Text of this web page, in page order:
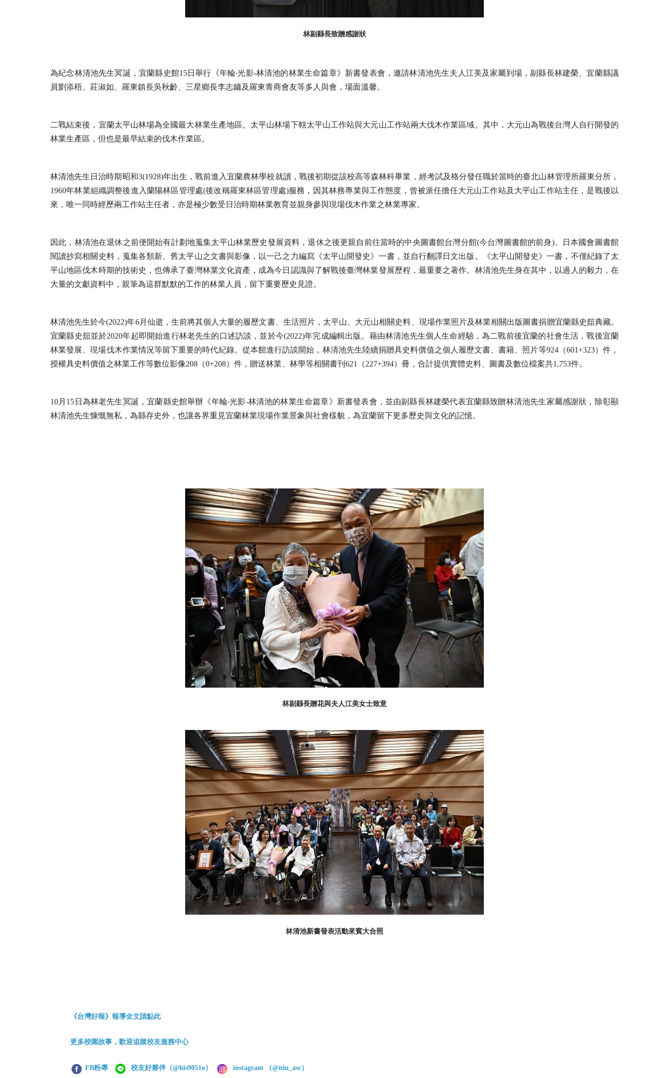
林副縣長致贈感謝狀
為紀念林清池先生冥誕，宜蘭縣史館15日舉行《年輪‧光影-林清池的林業生命篇章》新書發表會，邀請林清池先生夫人江美及家屬到場，副縣長林建榮、宜蘭縣議
員劉添梧、莊淑如、羅東鎮長吳秋齡、三星鄉長李志鏞及羅東青商會友等多人與會，場面溫馨。
二戰結束後，宜蘭太平山林場為全國最大林業生產地區。太平山林場下轄太平山工作站與大元山工作站兩大伐木作業區域。其中，大元山為戰後台灣人自行開發的
林業生產區，但也是最早結束的伐木作業區。
林清池先生日治時期昭和3(1928)年出生，戰前進入宜蘭農林學校就讀，戰後初期從該校高等森林科畢業，經考試及格分發任職於當時的臺北山林管理所羅東分所，
1960年林業組織調整後進入蘭陽林區管理處(後改稱羅東林區管理處)服務，因其林務專業與工作態度，曾被派任擔任大元山工作站及大平山工作站主任，是戰後以
來，唯一同時經歷兩工作站主任者，亦是極少數受日治時期林業教育並親身參與現場伐木作業之林業專家。
因此，林清池在退休之前便開始有計劃地蒐集太平山林業歷史發展資料，退休之後更親自前往當時的中央圖書館台灣分館(今台灣圖書館的前身)、日本國會圖書館
閱讀抄寫相關史料，蒐集各類新、舊太平山之文書與影像，以一己之力編寫《太平山開發史》一書，並自行翻譯日文出版。《太平山開發史》一書，不僅紀錄了太
平山地區伐木時期的技術史，也傳承了臺灣林業文化資產，成為今日認識與了解戰後臺灣林業發展歷程，最重要之著作。林清池先生身在其中，以過人的毅力，在
大量的文獻資料中，親筆為這群默默的工作的林業人員，留下重要歷史見證。
林清池先生於今(2022)年6月仙逝，生前將其個人大量的履歷文書、生活照片，太平山、大元山相關史料、現場作業照片及林業相關出版圖書捐贈宜蘭縣史舘典藏。
宜蘭縣史舘並於2020年起即開始進行林老先生的口述訪談，並於今(2022)年完成編輯出版。藉由林清池先生個人生命經驗，為二戰前後宜蘭的社會生活，戰後宜蘭
林業發展、現場伐木作業情況等留下重要的時代紀錄。從本館進行訪談開始，林清池先生陸續捐贈具史料價值之個人履歷文書、書籍、照片等924（601+323）件，
授權具史料價值之林業工作等數位影像208（0+208）件，贈送林業、林學等相關書刊621（227+394）冊，合計提供實體史料、圖書及數位檔案共1,753件。
10月15日為林老先生冥誕，宜蘭縣史館舉辦《年輪‧光影-林清池的林業生命篇章》新書發表會，並由副縣長林建榮代表宜蘭縣致贈林清池先生家屬感謝狀，除彰顯
林清池先生慷慨無私，為縣存史外，也讓各界重見宜蘭林業現場作業景象與社會樣貌，為宜蘭留下更多歷史與文化的記憶。
林副縣長贈花與夫人江美女士致意
林清池新書發表活動來賓大合照
《台灣好報》報導全文請點此
更多校園故事，歡迎追蹤校友服務中心
FB粉專 校友好夥伴 （@his9051o） instagram （@niu_asc）